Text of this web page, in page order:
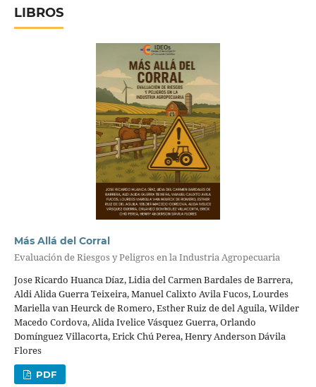
LIBROS
Más Allá del Corral
Evaluación de Riesgos y Peligros en la Industria Agropecuaria
Jose Ricardo Huanca Díaz, Lidia del Carmen Bardales de Barrera,
Aldi Alida Guerra Teixeira, Manuel Calixto Avila Fucos, Lourdes
Mariella van Heurck de Romero, Esther Ruiz de del Aguila, Wilder
Macedo Cordova, Alida Ivelice Vásquez Guerra, Orlando
Domínguez Villacorta, Erick Chú Perea, Henry Anderson Dávila
Flores
PDF